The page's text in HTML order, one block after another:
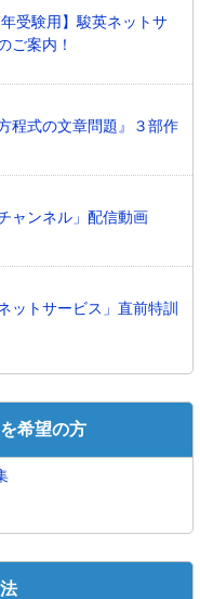
年受験用】駿英ネットサ
ご案内！
方程式の文章問題』３部作
ャンネル」配信動画
ットサービス」直前特訓
希望の方